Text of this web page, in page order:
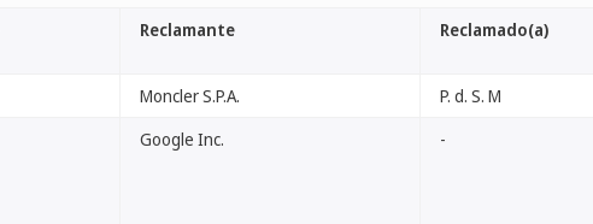
Reclamante Reclamado(a)
Moncler S.P.A. P. d. S. M
Google Inc. -